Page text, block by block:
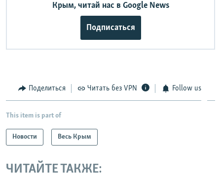
Крым, читай нас в Google News
Подписаться
Поделиться Читать без VPN Follow us
This item is part of
Новости Весь Крым
ЧИТАЙТЕ ТАКЖЕ: